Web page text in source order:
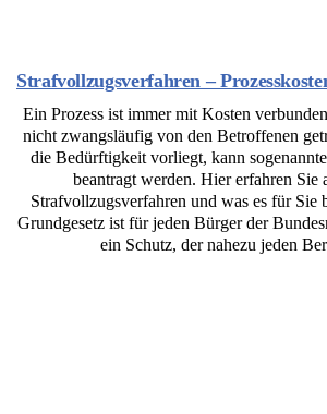
Strafvollzugsverfahren –
Ein Prozess ist immer mit Kosten
nicht zwangsläufig von den Betroffenen
die Bedürftigkeit vorliegt, kann
beantragt werden. Hier erfahren Sie
Strafvollzugsverfahren und was es für Sie
Grundgesetz ist für jeden Bürger der
ein Schutz, der nahezu jeden